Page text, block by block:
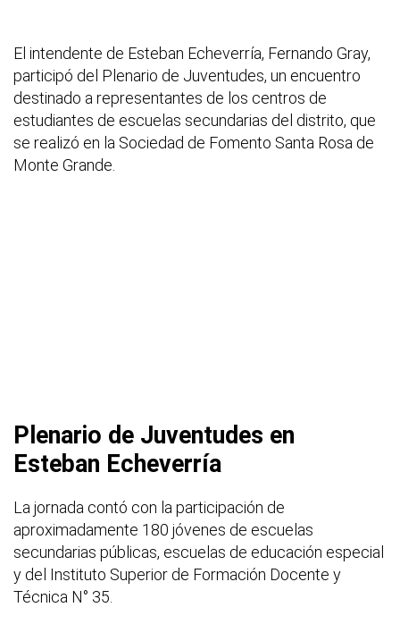
El intendente de Esteban Echeverría, Fernando Gray,
participó del Plenario de Juventudes, un encuentro
destinado a representantes de los centros de
estudiantes de escuelas secundarias del distrito, que
se realizó en la Sociedad de Fomento Santa Rosa de
Monte Grande.
Plenario de Juventudes en
Esteban Echeverría
La jornada contó con la participación de
aproximadamente 180 jóvenes de escuelas
secundarias públicas, escuelas de educación especial
y del Instituto Superior de Formación Docente y
Técnica N° 35.